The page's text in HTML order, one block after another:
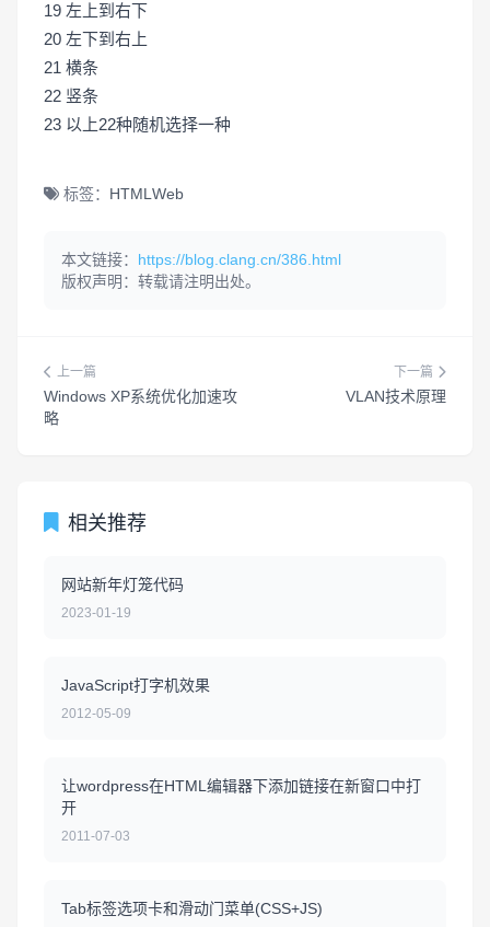
19 左上到右下
20 左下到右上
21 横条
22 竖条
23 以上22种随机选择一种
标签： HTML Web
本文链接： https://blog.clang.cn/386.html
版权声明：转载请注明出处。
上一篇
Windows XP系统优化加速攻
略
下一篇
VLAN技术原理
相关推荐
网站新年灯笼代码
2023-01-19
JavaScript打字机效果
2012-05-09
让wordpress在HTML编辑器下添加链接在新窗口中打
开
2011-07-03
Tab标签选项卡和滑动门菜单(CSS+JS)